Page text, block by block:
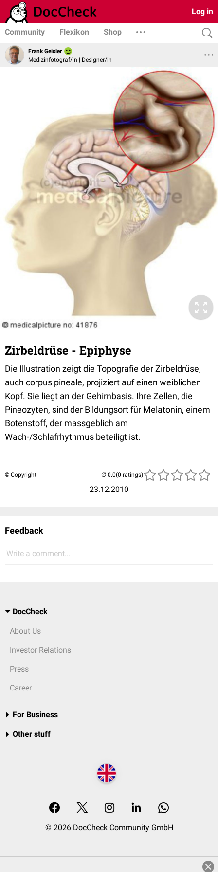
Log in
Community Flexikon Shop
Frank Geisler
Medizinfotograf/in | Designer/in
Zirbeldrüse - Epiphyse
Die Illustration zeigt die Topografie der Zirbeldrüse,
auch corpus pineale, projiziert auf einen weiblichen
Kopf. Sie liegt an der Gehirnbasis. Ihre Zellen, die
Pineozyten, sind der Bildungsort für Melatonin, einem
Botenstoff, der massgeblich am
Wach-/Schlafrhythmus beteiligt ist.
© Copyright
23.12.2010
(0 ratings)
Feedback
Write a comment...
DocCheck
About Us
Investor Relations
Press
Career
For Business
Other stuff
© 2026 DocCheck Community GmbH